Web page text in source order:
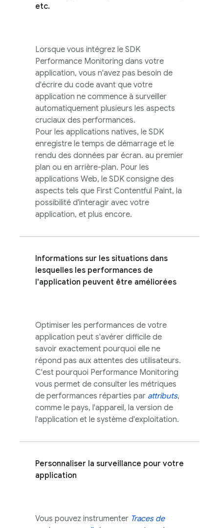
etc.
Lorsque vous intégrez le SDK
Performance Monitoring dans votre
application, vous n'avez pas besoin de
d'écrire du code avant que votre
application ne commence à surveiller
automatiquement plusieurs les aspects
cruciaux des performances.
Pour les applications natives, le SDK
enregistre le temps de démarrage et le
rendu des données par écran. au premier
plan ou en arrière-plan. Pour les
applications Web, le SDK consigne des
aspects tels que First Contentful Paint, la
possibilité d'interagir avec votre
application, et plus encore.
Informations sur les situations dans
lesquelles les performances de
l'application peuvent être améliorées
Optimiser les performances de votre
application peut s'avérer difficile de
savoir exactement pourquoi elle ne
répond pas aux attentes des utilisateurs.
C'est pourquoi Performance Monitoring
vous permet de consulter les métriques
de performances réparties par attributs,
comme le pays, l'appareil, la version de
l'application et le système d'exploitation.
Personnaliser la surveillance pour votre
application
Vous pouvez instrumenter Traces de